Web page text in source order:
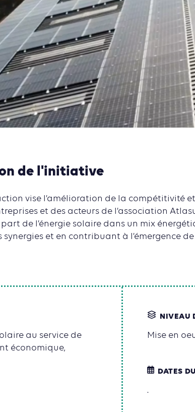
de l'initiative
vise l’amélioration de la compétitivité
et des acteurs de l’association
part de l’énergie solaire dans un mix
synergies et en contribuant à l’émergence
au service de
économique,
NIVEAU
Mise en
DATES
.